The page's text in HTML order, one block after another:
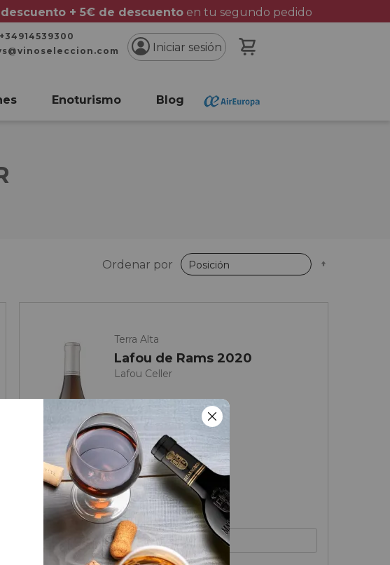
+ 5€ de descuentoen tu segundo pedido
+34914539300
Iniciar sesión
Enoturismo Blog
Ordenar por
Terra Alta
Lafou de Rams 2020
Lafou Celler